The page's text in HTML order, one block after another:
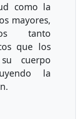
como la
mayores,
tanto
que los
cuerpo
la